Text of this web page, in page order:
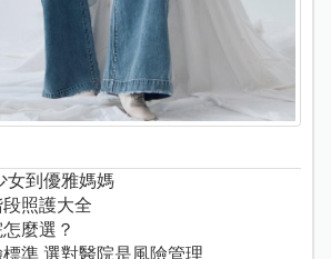
女到優雅媽媽
照護大全
麼選？
準 選對醫院是風險管理